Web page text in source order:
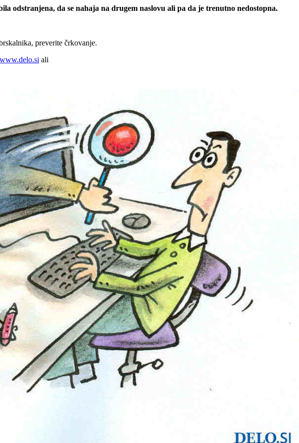
odstranjena, da se nahaja na drugem naslovu ali pa da je trenutno nedostopna.
preverite črkovanje.
www.delo.si ali